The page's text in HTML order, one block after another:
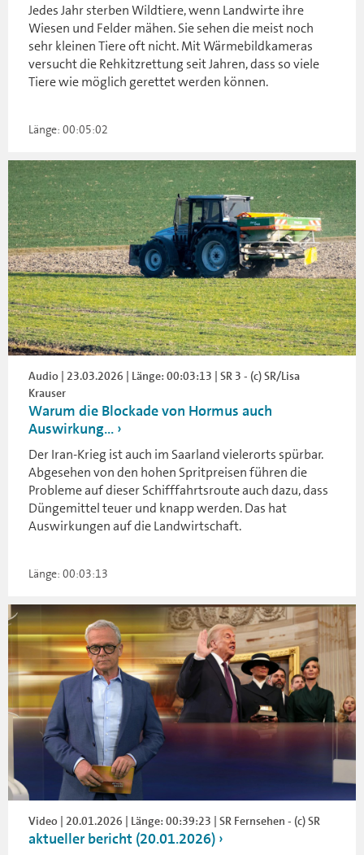
Jedes Jahr sterben Wildtiere, wenn Landwirte ihre
Wiesen und Felder mähen. Sie sehen die meist noch
sehr kleinen Tiere oft nicht. Mit Wärmebildkameras
versucht die Rehkitzrettung seit Jahren, dass so viele
Tiere wie möglich gerettet werden können.
Länge: 00:05:02
Audio | 23.03.2026 | Länge: 00:03:13 | SR 3 - (c) SR/Lisa
Krauser
Warum die Blockade von Hormus auch
Auswirkung...
Der Iran-Krieg ist auch im Saarland vielerorts spürbar.
Abgesehen von den hohen Spritpreisen führen die
Probleme auf dieser Schifffahrtsroute auch dazu, dass
Düngemittel teuer und knapp werden. Das hat
Auswirkungen auf die Landwirtschaft.
Länge: 00:03:13
Video | 20.01.2026 | Länge: 00:39:23 | SR Fernsehen - (c) SR
aktueller bericht (20.01.2026)